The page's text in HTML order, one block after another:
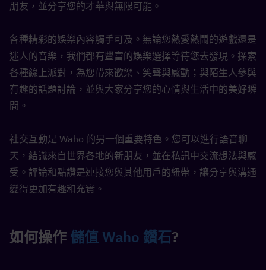
朋友，並分享您的才華與無限可能。
各種精彩的娛樂內容觸手可及。無論您熱愛熱鬧的遊戲還是
迷人的音樂，我們都有豐富的娛樂選擇等待您去發現。探索
各種線上派對，為您帶來歡樂、笑聲與感動；與陌生人參與
有趣的話題討論，並與大家分享您的心情與生活中的美好瞬
間。
社交互動是 Waho 的另一個重要特色。您可以進行語音聊
天，結識來自世界各地的新朋友，並在私訊中交流想法與感
受。評論和點讚是連接您與其他用戶的紐帶，讓分享與溝通
變得更加有趣和充實。
如何操作 儲值 Waho 鑽石?